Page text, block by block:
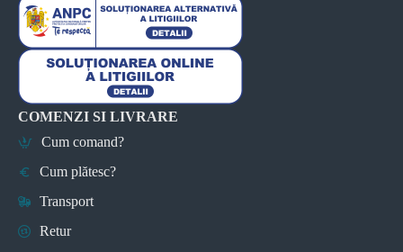
COMENZI SI LIVRARE
Cum comand?
Cum plătesc?
Transport
Retur